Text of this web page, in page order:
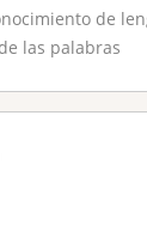
de
las palabras